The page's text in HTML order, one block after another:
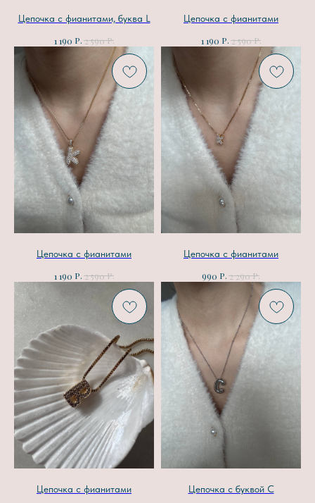
Цепочка с фианитами, буква L
1 190 р. 2 590р.
Цепочка с фианитами
1 190 р. 2 590р.
Цепочка с фианитами
1 190 р. 2 590р.
Цепочка с фианитами
990 р. 2 290р.
Цепочка с фианитами Цепочка с буквой С